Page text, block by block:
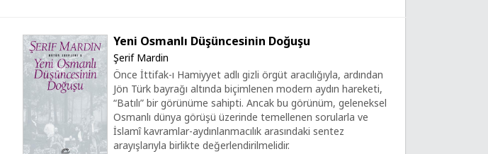
Yeni Osmanlı Düşüncesinin Doğuşu
Şerif Mardin
Önce İttifak-ı Hamiyyet adlı gizli örgüt aracılığıyla, ardından
Jön Türk bayrağı altında biçimlenen modern aydın hareketi,
“Batılı” bir görünüme sahipti. Ancak bu görünüm, geleneksel
Osmanlı dünya görüşü üzerinde temellenen sorularla ve
İslamî kavramlar-aydınlanmacılık arasındaki sentez
arayışlarıyla birlikte değerlendirilmelidir.